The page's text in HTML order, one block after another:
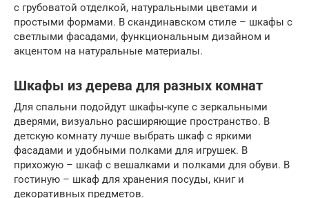
с грубоватой отделкой, натуральными цветами и
простыми формами. В скандинавском стиле – шкафы с
светлыми фасадами, функциональным дизайном и
акцентом на натуральные материалы.
Шкафы из дерева для разных комнат
Для спальни подойдут шкафы-купе с зеркальными
дверями, визуально расширяющие пространство. В
детскую комнату лучше выбрать шкаф с яркими
фасадами и удобными полками для игрушек. В
прихожую – шкаф с вешалками и полками для обуви. В
гостиную – шкаф для хранения посуды, книг и
декоративных предметов.